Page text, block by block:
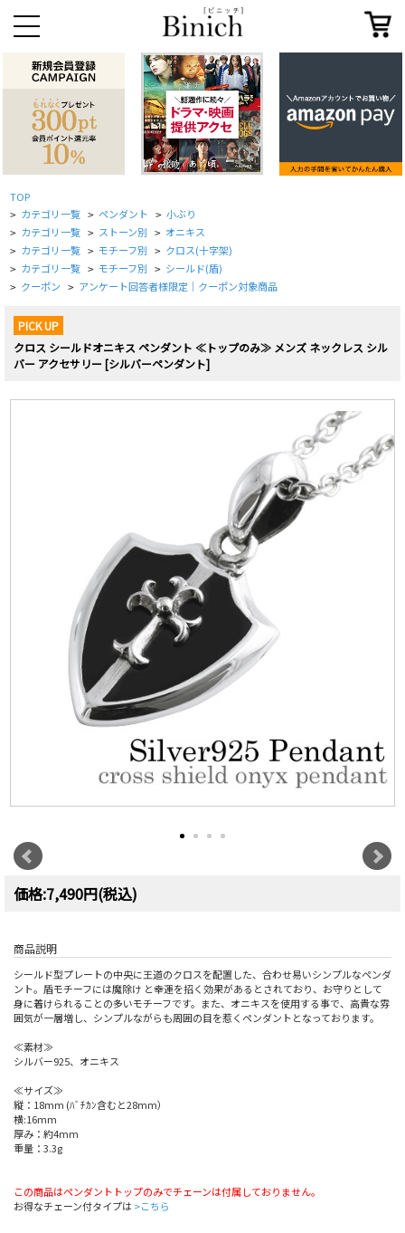
TOP
> カテゴリ一覧 > ペンダント > 小ぶり
> カテゴリ一覧 > ストーン別 > オニキス
> カテゴリ一覧 > モチーフ別 > クロス(十字架)
> カテゴリ一覧 > モチーフ別 > シールド(盾)
> クーポン > アンケート回答者様限定｜クーポン対象商品
PICK UP
クロス シールドオニキス ペンダント ≪トップのみ≫ メンズ ネックレス シル
バー アクセサリー [シルバーペンダント]
価格:7,490円(税込)
商品説明
シールド型プレートの中央に王道のクロスを配置した、合わせ易いシンプルなペンダ
ント。盾モチーフには魔除け と幸運を招く効果があるとされており、お守りとして
身に着けられることの多いモチーフです。また、オニキスを使用する事で、高貴な雰
囲気が一層増し、シンプルながらも周囲の目を惹くペンダントとなっております。
≪素材≫
シルバー925、オニキス
≪サイズ≫
縦：18mm (ﾊﾞﾁｶﾝ含むと28mm）
横:16mm
厚み：約4mm
重量：3.3g
この商品はペンダントトップのみでチェーンは付属しておりません。
お得なチェーン付タイプは >こちら